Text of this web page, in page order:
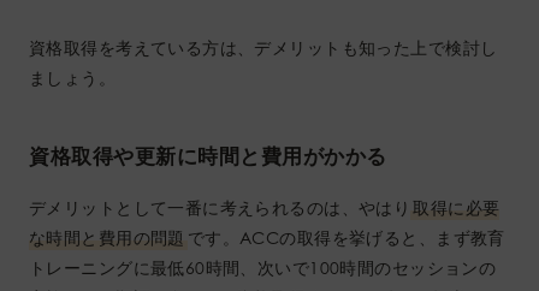
資格取得を考えている方は、デメリットも知った上で検討し
ましょう。
資格取得や更新に時間と費用がかかる
デメリットとして一番に考えられるのは、やはり 取得に必要
な時間と費用の問題 です。ACCの取得を挙げると、まず教育
トレーニングに最低60時間、次いで100時間のセッションの